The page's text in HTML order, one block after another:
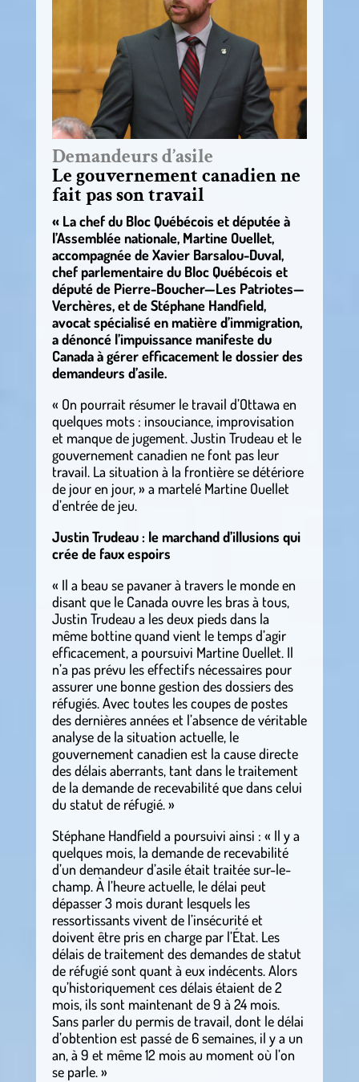
Demandeurs d’asile
Le gouvernement canadien ne
fait pas son travail
« La chef du Bloc Québécois et députée à
l’Assemblée nationale, Martine Ouellet,
accompagnée de Xavier Barsalou-Duval,
chef parlementaire du Bloc Québécois et
député de Pierre-Boucher—Les Patriotes—
Verchères, et de Stéphane Handfield,
avocat spécialisé en matière d’immigration,
a dénoncé l’impuissance manifeste du
Canada à gérer efficacement le dossier des
demandeurs d’asile.
« On pourrait résumer le travail d’Ottawa en
quelques mots : insouciance, improvisation
et manque de jugement. Justin Trudeau et le
gouvernement canadien ne font pas leur
travail. La situation à la frontière se détériore
de jour en jour, » a martelé Martine Ouellet
d’entrée de jeu.
Justin Trudeau : le marchand d’illusions qui
crée de faux espoirs
« Il a beau se pavaner à travers le monde en
disant que le Canada ouvre les bras à tous,
Justin Trudeau a les deux pieds dans la
même bottine quand vient le temps d’agir
efficacement, a poursuivi Martine Ouellet. Il
n’a pas prévu les effectifs nécessaires pour
assurer une bonne gestion des dossiers des
réfugiés. Avec toutes les coupes de postes
des dernières années et l’absence de véritable
analyse de la situation actuelle, le
gouvernement canadien est la cause directe
des délais aberrants, tant dans le traitement
de la demande de recevabilité que dans celui
du statut de réfugié. »
Stéphane Handfield a poursuivi ainsi : « Il y a
quelques mois, la demande de recevabilité
d’un demandeur d’asile était traitée sur-le-
champ. À l’heure actuelle, le délai peut
dépasser 3 mois durant lesquels les
ressortissants vivent de l’insécurité et
doivent être pris en charge par l’État. Les
délais de traitement des demandes de statut
de réfugié sont quant à eux indécents. Alors
qu’historiquement ces délais étaient de 2
mois, ils sont maintenant de 9 à 24 mois.
Sans parler du permis de travail, dont le délai
d’obtention est passé de 6 semaines, il y a un
an, à 9 et même 12 mois au moment où l’on
se parle. »